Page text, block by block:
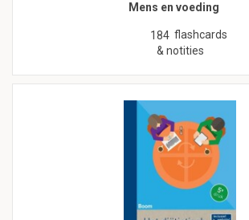
Mens en voeding
184 flashcards
& notities